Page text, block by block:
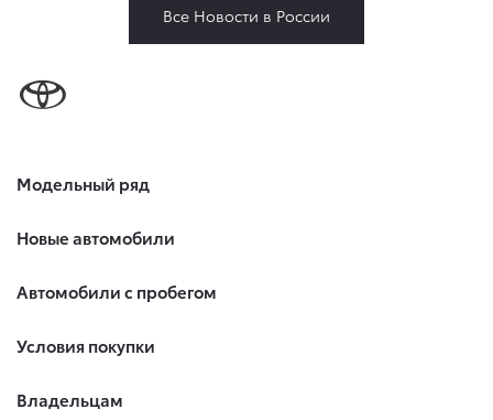
Все Новости в России
Модельный ряд
Новые автомобили
Автомобили с пробегом
Условия покупки
Владельцам